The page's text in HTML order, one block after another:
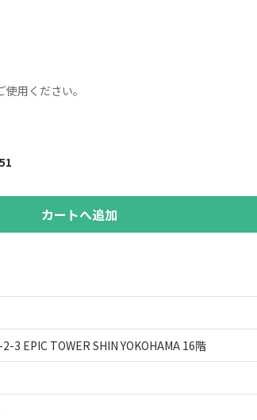
用ください。
カートへ追加
3 EPIC TOWER SHIN YOKOHAMA 16階